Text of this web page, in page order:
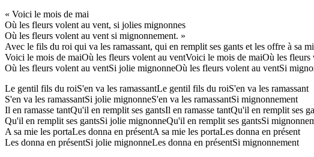
« Voici le mois de mai
Où les fleurs volent au vent, si jolies mignonnes
Où les fleurs volent au vent si mignonnement. »
Avec le fils du roi qui va les ramassant, qui en remplit ses gants et les offre à sa
Voici le mois de maiOù les fleurs volent au ventVoici le mois de maiOù les fleurs
Où les fleurs volent au ventSi jolie mignonneOù les fleurs volent au ventSi
Le gentil fils du roiS'en va les ramassantLe gentil fils du roiS'en va les ramassant
S'en va les ramassantSi jolie mignonneS'en va les ramassantSi mignonnement
Il en ramasse tantQu'il en remplit ses gantsIl en ramasse tantQu'il en remplit ses
Qu'il en remplit ses gantsSi jolie mignonneQu'il en remplit ses gantsSi
A sa mie les portaLes donna en présentA sa mie les portaLes donna en présent
Les donna en présentSi jolie mignonneLes donna en présentSi mignonnement